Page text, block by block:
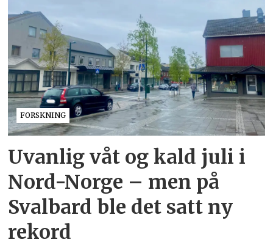
FORSKNING
Uvanlig våt og kald juli i
Nord-Norge – men på
Svalbard ble det satt ny
rekord